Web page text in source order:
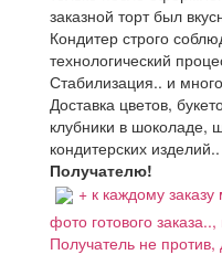
заказной торт был
Кондитер строго
технологический
Стабилизация.. и
Доставка цветов,
клубники в шоколаде,
кондитерских
Получателю!
+ к каждому
фото готового
Получатель не